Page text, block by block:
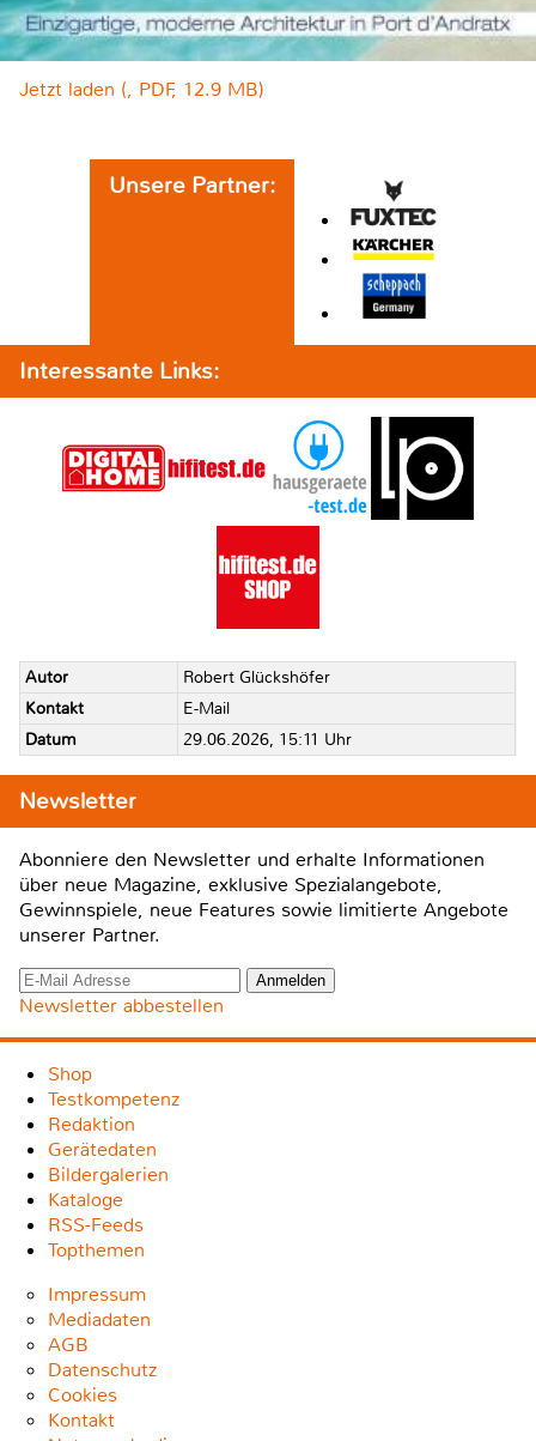
Jetzt laden (, PDF, 12.9 MB)
Unsere Partner:
Interessante Links:
Autor
Robert Glückshöfer
Kontakt
E-Mail
Datum
29.06.2026, 15:11 Uhr
Newsletter
Abonniere den Newsletter und erhalte Informationen
über neue Magazine, exklusive Spezialangebote,
Gewinnspiele, neue Features sowie limitierte Angebote
unserer Partner.
Newsletter abbestellen
Shop
Testkompetenz
Redaktion
Gerätedaten
Bildergalerien
Kataloge
RSS-Feeds
Topthemen
Impressum
Mediadaten
AGB
Datenschutz
Cookies
Kontakt